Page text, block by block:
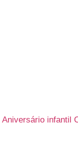
Aniversário infantil